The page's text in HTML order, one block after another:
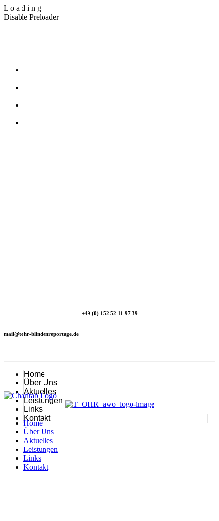
L o a d i n g
Disable Preloader
+49 (0) 152 52 11 97 39
mail@tohr-blindenreportage.de
Home
Über Uns
Aktuelles
Leistungen
Links
Kontakt
Home
Über Uns
Aktuelles
Leistungen
Links
Kontakt